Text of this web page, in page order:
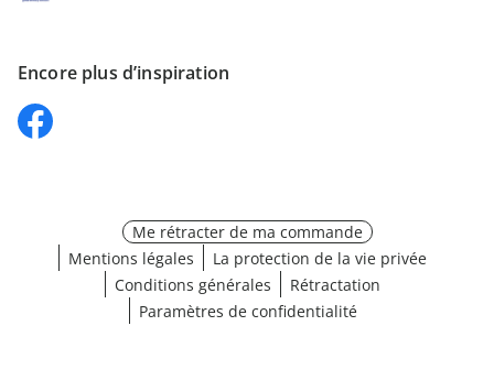
Encore plus d’inspiration
Me rétracter de ma commande
Mentions légales
La protection de la vie privée
Conditions générales
Rétractation
Paramètres de confidentialité